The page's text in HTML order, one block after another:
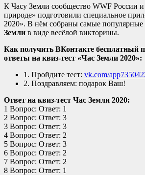
К Часу Земли сообщество WWF России
природе» подготовили специальное
2020». В нём собраны самые
Земли в виде весёлой викторины.
Как получить ВКонтакте бесплатный
ответы на квиз-тест «Час Земли 2020»:
1. Пройдите тест: vk.com/
2. Поздравляем: подарок Ваш!
Ответ на квиз-тест Час Земли 2020:
1 Вопрос: Ответ: 1
2 Вопрос: Ответ: 3
3 Вопрос: Ответ: 3
4 Вопрос: Ответ: 2
5 Вопрос: Ответ: 3
6 Вопрос: Ответ: 2
7 Вопрос: Ответ: 2
8 Вопрос: Ответ: 1